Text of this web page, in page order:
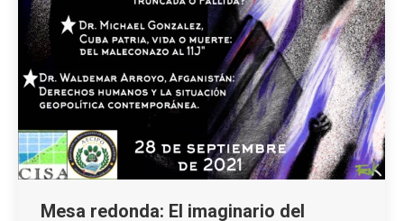
Mesa redonda: El imaginario del